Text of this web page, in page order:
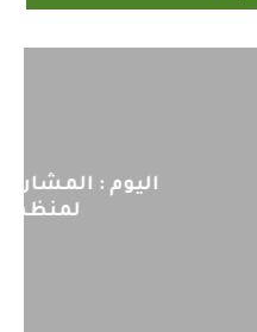
التحضيري
اسيا...